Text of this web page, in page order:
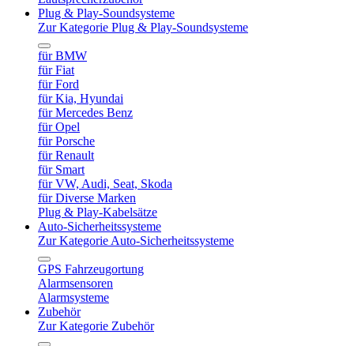
Plug & Play-Soundsysteme
Zur Kategorie Plug & Play-Soundsysteme
für BMW
für Fiat
für Ford
für Kia, Hyundai
für Mercedes Benz
für Opel
für Porsche
für Renault
für Smart
für VW, Audi, Seat, Skoda
für Diverse Marken
Plug & Play-Kabelsätze
Auto-Sicherheitssysteme
Zur Kategorie Auto-Sicherheitssysteme
GPS Fahrzeugortung
Alarmsensoren
Alarmsysteme
Zubehör
Zur Kategorie Zubehör